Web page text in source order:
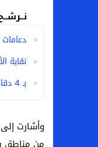
نقابة
بـ 4 دقائق حركة فقط يومياً.. طريقة بسيطة ومذهلة لخفض مستوي السكر في الدم
وأشارت